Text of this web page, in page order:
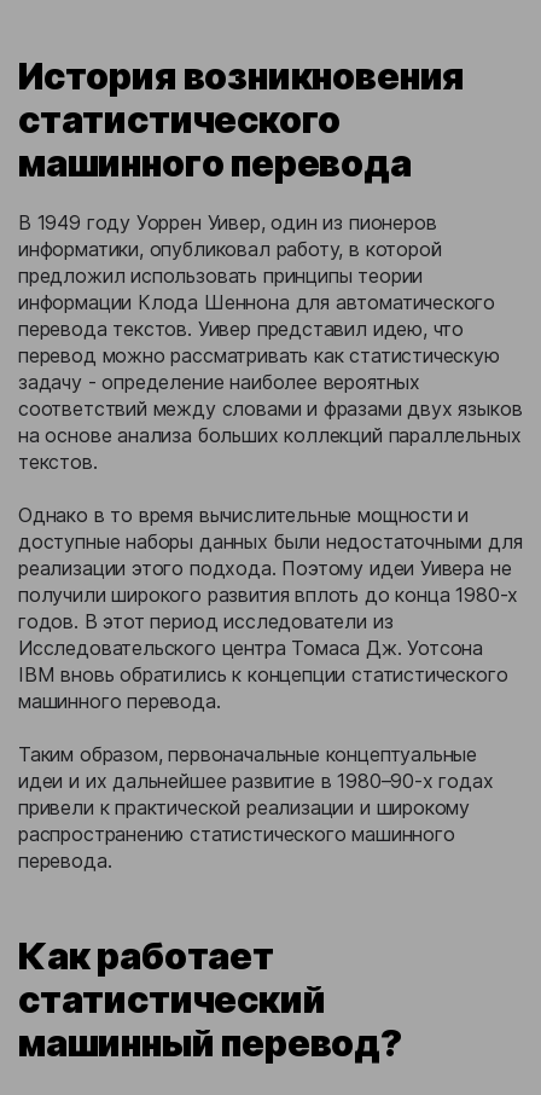
История возникновения
статистического
машинного перевода
В 1949 году Уоррен Уивер, один из пионеров
информатики, опубликовал работу, в которой
предложил использовать принципы теории
информации Клода Шеннона для автоматического
перевода текстов. Уивер представил идею, что
перевод можно рассматривать как статистическую
задачу - определение наиболее вероятных
соответствий между словами и фразами двух языков
на основе анализа больших коллекций параллельных
текстов.
Однако в то время вычислительные мощности и
доступные наборы данных были недостаточными для
реализации этого подхода. Поэтому идеи Уивера не
получили широкого развития вплоть до конца 1980-х
годов. В этот период исследователи из
Исследовательского центра Томаса Дж. Уотсона
IBM вновь обратились к концепции статистического
машинного перевода.
Таким образом, первоначальные концептуальные
идеи и их дальнейшее развитие в 1980–90-х годах
привели к практической реализации и широкому
распространению статистического машинного
перевода.
Как работает
статистический
машинный перевод?